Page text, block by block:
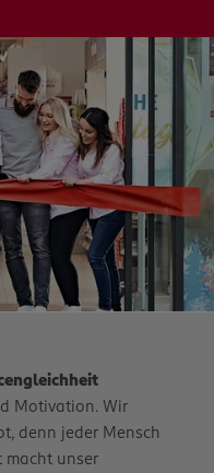
Motivation. Wir
denn jeder Mensch
macht unser